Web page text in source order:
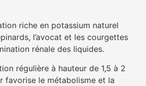
riche en potassium naturel
l’avocat et les courgettes
rénale des liquides.
régulière à hauteur de 1,5 à 2
favorise le métabolisme et la